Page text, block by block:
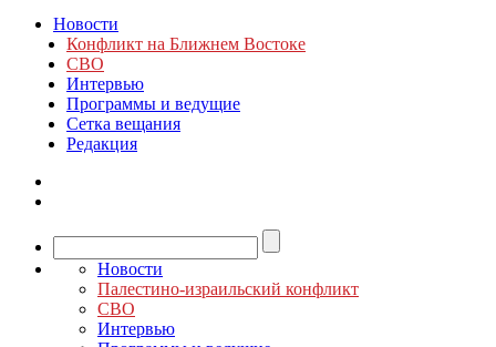
Новости
Конфликт на Ближнем Востоке
СВО
Интервью
Программы и ведущие
Сетка вещания
Редакция
Новости
Палестино-израильский конфликт
СВО
Интервью